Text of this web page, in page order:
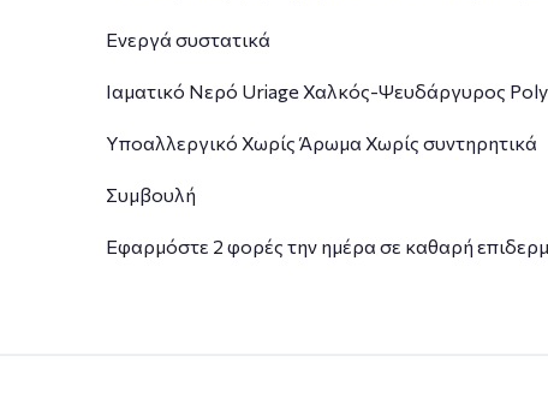
Ενεργά συστατικά
Ιαματικό Νερό Uriage Χαλκός-Ψευδάργυρος
Υποαλλεργικό Χωρίς Άρωμα Χωρίς συντηρητικά
Συμβουλή
Εφαρμόστε 2 φορές την ημέρα σε καθαρή